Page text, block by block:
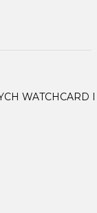
WATCHCARD I